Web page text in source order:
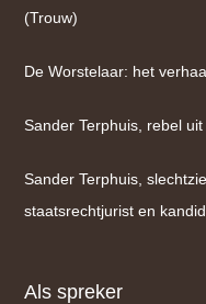
(Trouw)
De Worstelaar: het
Sander Terphuis, rebel
Sander Terphuis,
staatsrechtjurist en
Als spreker